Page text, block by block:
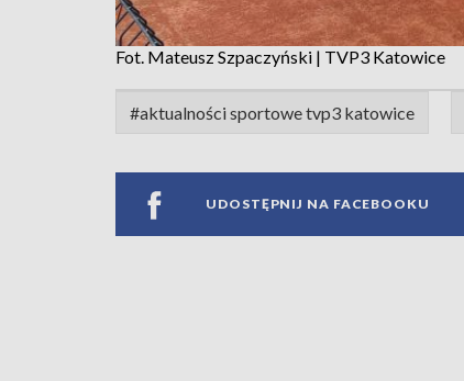
Fot. Mateusz Szpaczyński | TVP3 Katowice
#aktualności sportowe tvp3 katowice
UDOSTĘPNIJ NA FACEBOOKU